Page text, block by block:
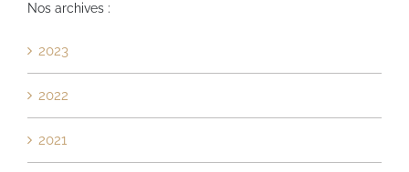
Nos archives :
2023
2022
2021